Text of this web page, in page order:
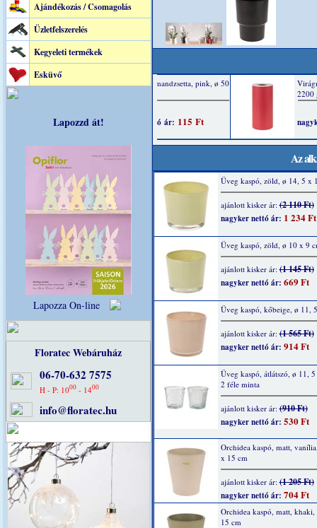
Ajándékozás / Csomagolás
Üzletfelszerelés
Kegyeleti termékek
Esküvő
Lapozzd át!
Lapozza On-line
Floratec Webáruház
06-70-632 7575
H - P: 1000 - 1400
info@floratec.hu
Az
Üveg kaspó, zöld, ø 14, 5 x
ajánlott kisker ár:(2 110 Ft)
nagyker nettó ár: 1 234 Ft
Üveg kaspó, zöld, ø 10 x 9
ajánlott kisker ár:(1 145 Ft)
nagyker nettó ár: 669 Ft
Üveg kaspó, kőbeige, ø 11,
ajánlott kisker ár:(1 565 Ft)
nagyker nettó ár: 914 Ft
Üveg kaspó, átlátszó, ø 11,
2 féle minta
ajánlott kisker ár:(910 Ft)
nagyker nettó ár: 530 Ft
Orchidea kaspó, matt,
x 15 cm
ajánlott kisker ár:(1 205 Ft)
nagyker nettó ár: 704 Ft
Orchidea kaspó, matt,
15 cm